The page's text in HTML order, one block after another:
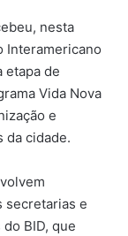
nesta
Interamericano
etapa de
Vida Nova
e
da cidade.
secretarias e
BID, que